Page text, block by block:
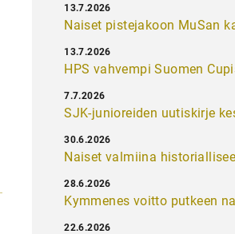
Naiset pistejakoon MuSan
13.7.2026
HPS vahvempi Suomen
13.7.2026
SJK-junioreiden uutiskirje
7.7.2026
Naiset valmiina
30.6.2026
Kymmenes voitto putkeen
28.6.2026
22.6.2026